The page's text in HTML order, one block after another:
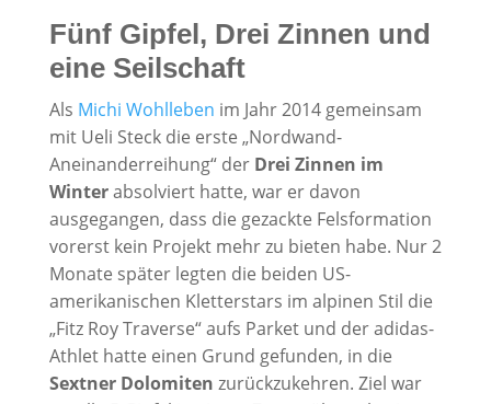
Fünf Gipfel, Drei Zinnen und
eine Seilschaft
Als Michi Wohlleben im Jahr 2014 gemeinsam
mit Ueli Steck die erste „Nordwand-
Aneinanderreihung“ der Drei Zinnen im
Winterabsolviert hatte, war er davon
ausgegangen, dass die gezackte Felsformation
vorerst kein Projekt mehr zu bieten habe. Nur 2
Monate später legten die beiden US-
amerikanischen Kletterstars im alpinen Stil die
„Fitz Roy Traverse“ aufs Parket und der adidas-
Athlet hatte einen Grund gefunden, in die
Sextner Dolomiten zurückzukehren. Ziel war